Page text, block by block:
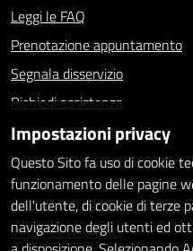
Leggi le FAQ
Prenotazione appuntamento
Segnala disservizio
Richiedi assistenza
Statistiche dei Siti web
Intranet - accesso riservato
Amministrazione trasparente
Informativa privacy
Impostazioni privacy
Questo Sito fa uso di cookie
funzionamento delle pagine
dell'utente, di cookie di terze
navigazione degli utenti ed